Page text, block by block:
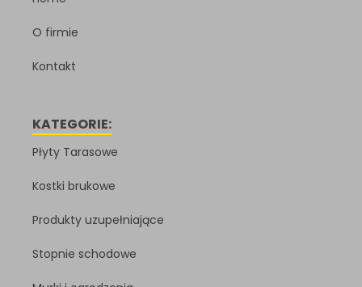
O firmie
Kontakt
KATEGORIE:
Płyty Tarasowe
Kostki brukowe
Produkty uzupełniające
Stopnie schodowe